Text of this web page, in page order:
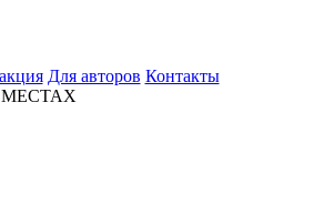
Для авторов Контакты